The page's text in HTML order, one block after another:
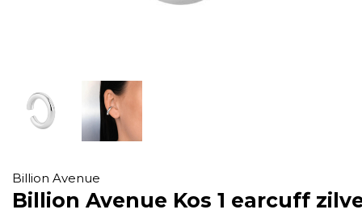
Billion Avenue
Billion Avenue Kos 1 earcuff